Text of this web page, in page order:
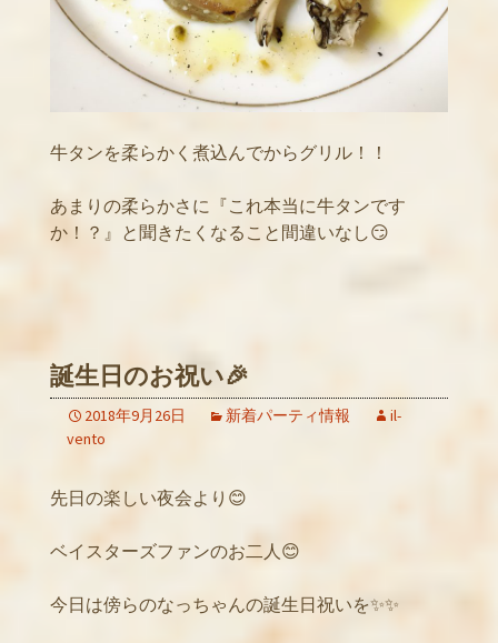
牛タンを柔らかく煮込んでからグリル！！
あまりの柔らかさに『これ本当に牛タンです
か！？』と聞きたくなること間違いなし😏
誕生日のお祝い🎉
2018年9月26日 新着パーティ情報
il-
vento
先日の楽しい夜会より😊
ベイスターズファンのお二人😊
今日は傍らのなっちゃんの誕生日祝いを✨✨